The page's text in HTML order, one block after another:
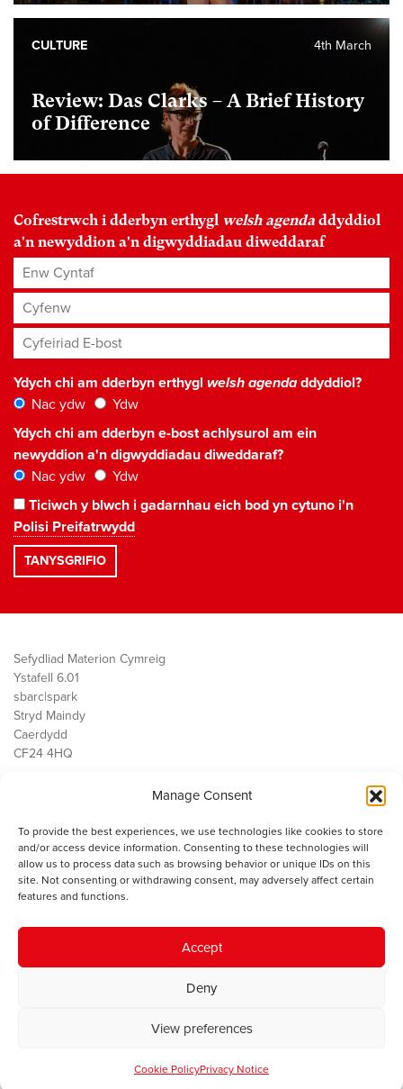
Manage Consent
To provide the best experiences, we use technologies like cookies to store
and/or access device information. Consenting to these technologies will
allow us to process data such as browsing behavior or unique IDs on this
site. Not consenting or withdrawing consent, may adversely affect certain
features and functions.
Accept
Deny
View preferences
Cookie PolicyPrivacy Notice
Review: Das Clarks – A Brief History
of Difference
4th March
CULTURE
Cofrestrwch i dderbyn erthygl welsh agenda ddyddiol
a'n newyddion a'n digwyddiadau diweddaraf
Enw Cyntaf
Cyfenw
Cyfeiriad E-bost*
Ydych chi am dderbyn erthygl welsh agendaddyddiol?
Nac ydw
Ydw
Ydych chi am dderbyn e-bost achlysurol am ein
newyddion a'n digwyddiadau diweddaraf?
Nac ydw
Ydw
Ticiwch y blwch i gadarnhau eich bod yn cytuno i'n
Polisi Preifatrwydd
Sefydliad Materion Cymreig
Ystafell 6.01
sbarc|spark
Stryd Maindy
Caerdydd
CF24 4HQ
Public Services
Economi
Y SMC
Cysylltwch â ni